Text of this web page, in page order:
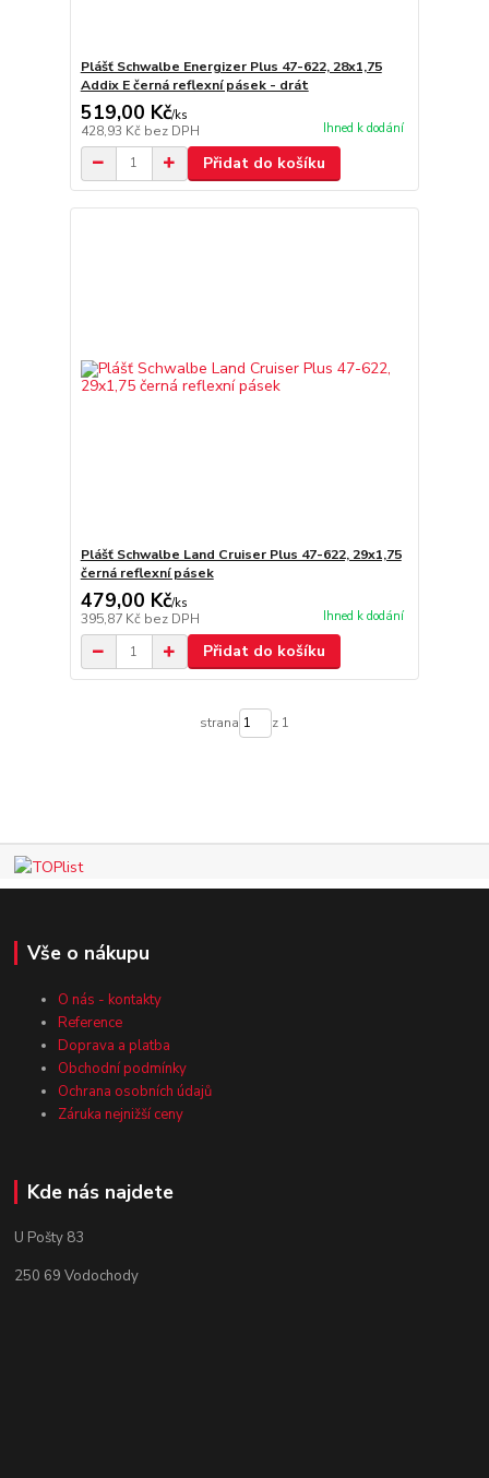
Plášť Schwalbe Energizer Plus 47-622, 28x1,75
Addix E černá reflexní pásek - drát
519,00 Kč/ks
428,93 Kč bez DPH Ihned k dodání
Přidat do košíku
Plášť Schwalbe Land Cruiser Plus 47-622, 29x1,75
černá reflexní pásek
479,00 Kč/ks
395,87 Kč bez DPH Ihned k dodání
Přidat do košíku
strana z 1
Vše o nákupu
O nás - kontakty
Reference
Doprava a platba
Obchodní podmínky
Ochrana osobních údajů
Záruka nejnižší ceny
Kde nás najdete
U Pošty 83
250 69 Vodochody